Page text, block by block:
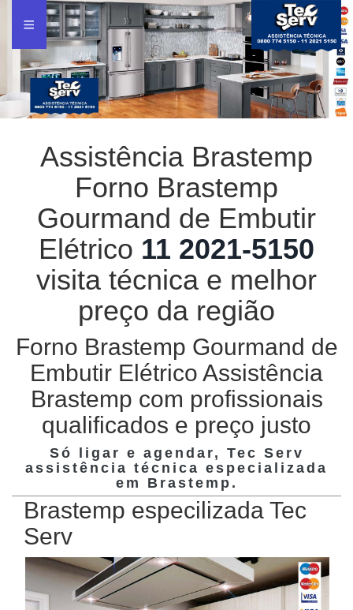
Assistência Brastemp
Forno Brastemp
Gourmand de Embutir
Elétrico 11 2021-5150
visita técnica e melhor
preço da região
Forno Brastemp Gourmand de
Embutir Elétrico Assistência
Brastemp com profissionais
qualificados e preço justo
Só ligar e agendar, Tec Serv
assistência técnica especializada
em Brastemp .
Brastemp especilizada Tec
Serv